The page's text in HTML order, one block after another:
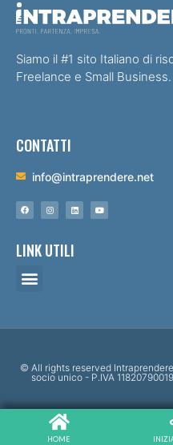
Siamo il #1 sito Italiano di
Freelance e Small Business.
CONTATTI
info@intraprendere.net
LINK UTILI
© All rights reserved
socio unico - P.IVA
HOME